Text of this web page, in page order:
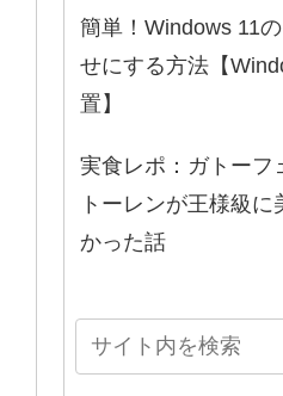
簡単！Windows 11
せにする方法【
置】
実食レポ：ガトーフ
トーレンが王様級
かった話